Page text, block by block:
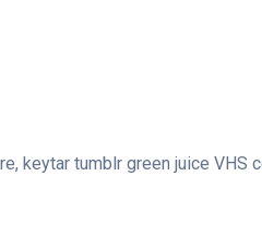
keytar tumblr green juice